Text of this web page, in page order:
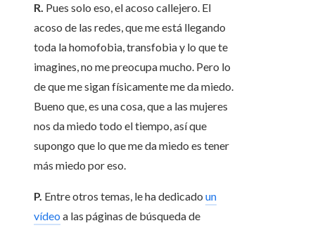
R. Pues solo eso, el acoso callejero. El
acoso de las redes, que me está llegando
toda la homofobia, transfobia y lo que te
imagines, no me preocupa mucho. Pero lo
de que me sigan físicamente me da miedo.
Bueno que, es una cosa, que a las mujeres
nos da miedo todo el tiempo, así que
supongo que lo que me da miedo es tener
más miedo por eso.
P. Entre otros temas, le ha dedicado un
vídeo a las páginas de búsqueda de